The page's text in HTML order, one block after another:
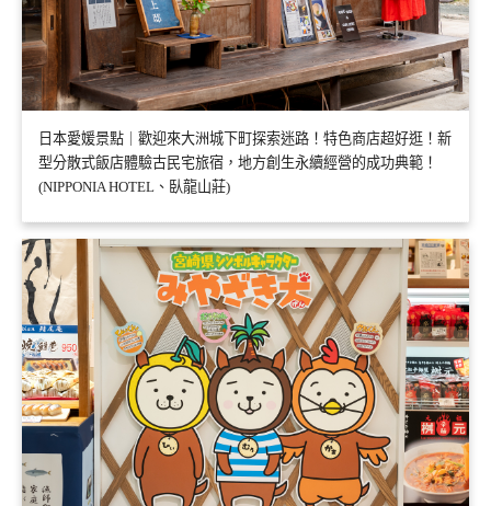
日本愛媛景點｜歡迎來大洲城下町探索迷路！特色商店超好逛！新
型分散式飯店體驗古民宅旅宿，地方創生永續經營的成功典範！
(NIPPONIA HOTEL、臥龍山莊)